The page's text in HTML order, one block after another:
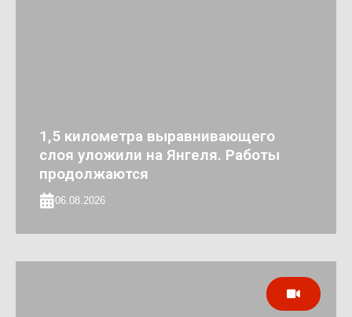
1,5 километра выравнивающего
слоя уложили на Янгеля. Работы
продолжаются
06.08.2026